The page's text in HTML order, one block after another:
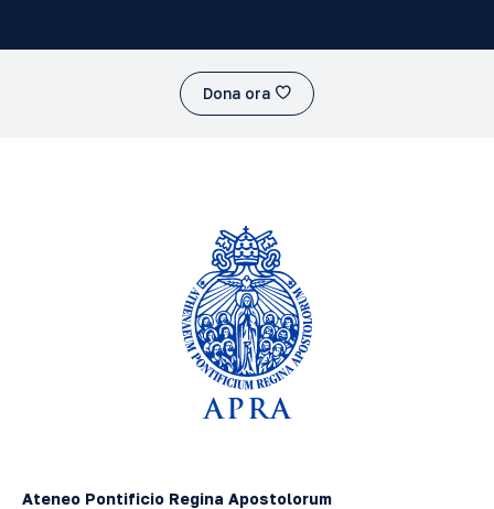
Dona ora
Ateneo Pontificio Regina Apostolorum